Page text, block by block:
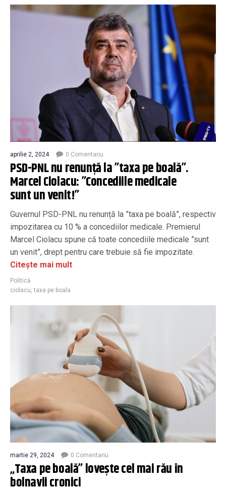
aprilie 2, 2024 0 Comentariu
PSD-PNL nu renunță la ”taxa pe boală”.
Marcel Ciolacu: ”Concediile medicale
sunt un venit!”
Guvernul PSD-PNL nu renunță la ”taxa pe boală”, respectiv
impozitarea cu 10 % a concediilor medicale. Premierul
Marcel Ciolacu spune că toate concediile medicale ”sunt
un venit”, drept pentru care trebuie să fie impozitate.
Citește mai mult
Politică
ciolacu,taxa pe boala
martie 29, 2024 0 Comentariu
„Taxa pe boală” loveşte cel mai rău în
bolnavii cronici